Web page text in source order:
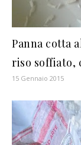
Panna cotta
riso soffiato,
15 Gennaio 2015